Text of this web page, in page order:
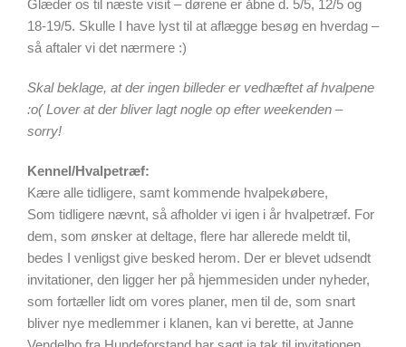
Glæder os til næste visit – dørene er åbne d. 5/5, 12/5 og
18-19/5. Skulle I have lyst til at aflægge besøg en hverdag –
så aftaler vi det nærmere :)
Skal beklage, at der ingen billeder er vedhæftet af hvalpene
:o( Lover at der bliver lagt nogle op efter weekenden –
sorry!
Kennel/Hvalpetræf:
Kære alle tidligere, samt kommende hvalpekøbere,
Som tidligere nævnt, så afholder vi igen i år hvalpetræf. For
dem, som ønsker at deltage, flere har allerede meldt til,
bedes I venligst give besked herom. Der er blevet udsendt
invitationer, den ligger her på hjemmesiden under nyheder,
som fortæller lidt om vores planer, men til de, som snart
bliver nye medlemmer i klanen, kan vi berette, at Janne